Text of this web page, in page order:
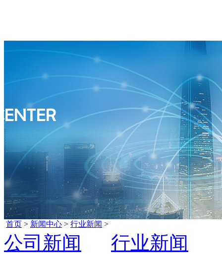
首页 > 新闻中心 > 行业新闻 >
公司新闻 行业新闻